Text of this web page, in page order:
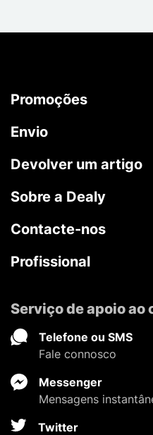
Promoções
Envio
Devolver um artigo
Sobre a Dealy
Contacte-nos
Profissional
Serviço de apoio
Telefone ou SMS
Fale connosco
Messenger
Mensagens
Twitter